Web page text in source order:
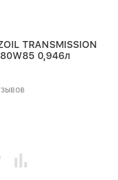
TRANSMISSION
0,946л